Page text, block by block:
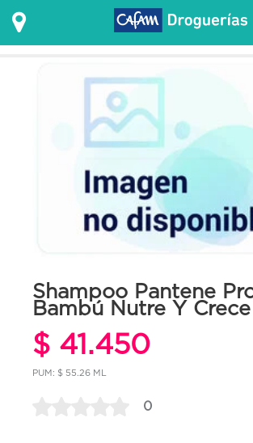
Shampoo Pantene
Bambú Nutre Y Crece
$ 41.450
PUM: $ 55.26 ML
0